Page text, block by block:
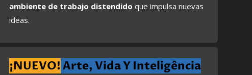
ambiente de trabajo distendido que impulsa nuevas
ideas.
¡NUEVO!Arte, Vida Y Inteligência